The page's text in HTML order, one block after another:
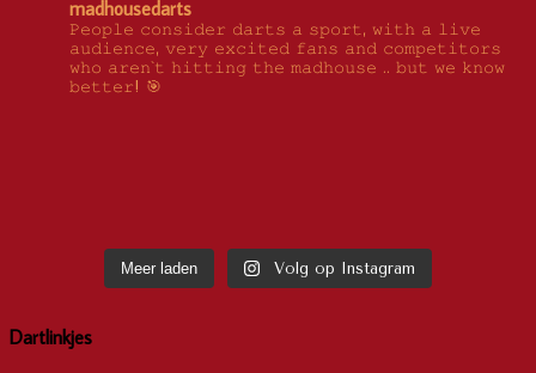
madhousedarts
𝙿𝚎𝚘𝚙𝚕𝚎 𝚌𝚘𝚗𝚜𝚒𝚍𝚎𝚛 𝚍𝚊𝚛𝚝𝚜 𝚊 𝚜𝚙𝚘𝚛𝚝, 𝚠𝚒𝚝𝚑 𝚊 𝚕𝚒𝚟𝚎
𝚊𝚞𝚍𝚒𝚎𝚗𝚌𝚎, 𝚟𝚎𝚛𝚢 𝚎𝚡𝚌𝚒𝚝𝚎𝚍 𝚏𝚊𝚗𝚜 𝚊𝚗𝚍 𝚌𝚘𝚖𝚙𝚎𝚝𝚒𝚝𝚘𝚛𝚜
𝚠𝚑𝚘 𝚊𝚛𝚎𝚗`𝚝 𝚑𝚒𝚝𝚝𝚒𝚗𝚐 𝚝𝚑𝚎 𝚖𝚊𝚍𝚑𝚘𝚞𝚜𝚎 .. 𝚋𝚞𝚝 𝚠𝚎 𝚔𝚗𝚘𝚠
𝚋𝚎𝚝𝚝𝚎𝚛! 🎯
Meer laden Volg op Instagram
Dartlinkjes